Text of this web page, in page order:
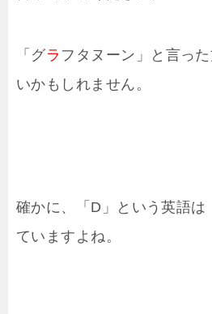
「グラ フタヌーン」と言っ
いかもしれません。
確かに、「D」という英語は
ていますよね。